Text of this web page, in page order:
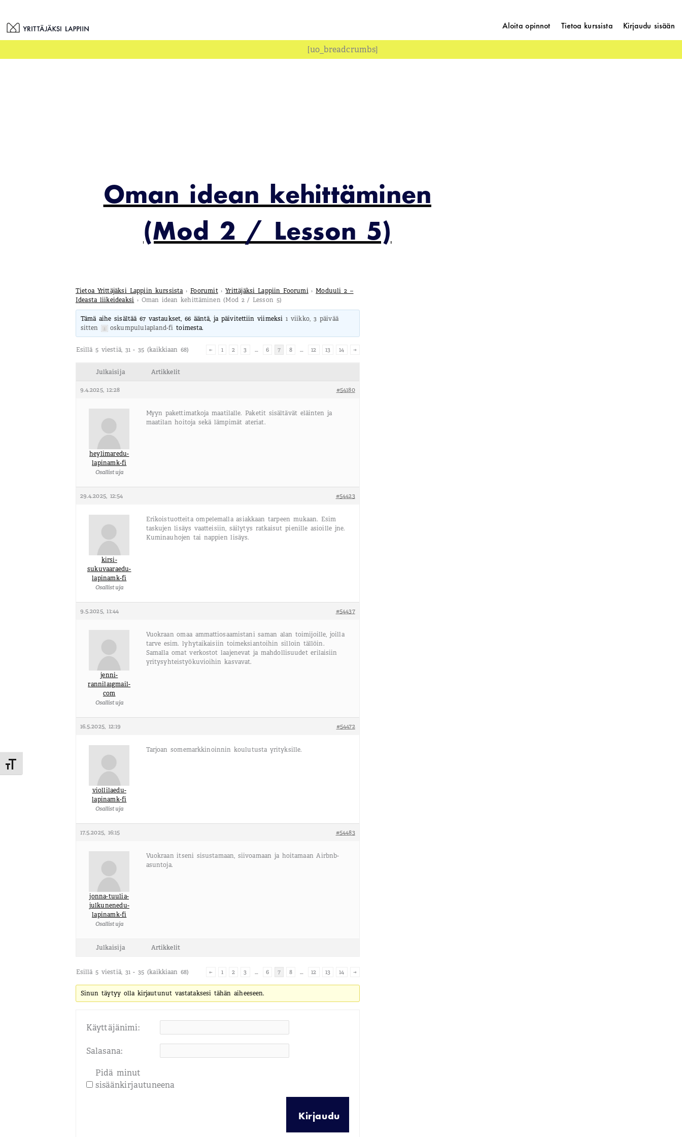
Toggle Font size
Aloita opinnot Tietoa kurssista Kirjaudu sisään
[uo_breadcrumbs]
Oman idean kehittäminen
(Mod 2 / Lesson 5)
Tietoa Yrittäjäksi Lappiin kurssista › Foorumit › Yrittäjäksi Lappiin Foorumi › Moduuli 2 –
Ideasta liikeideaksi › Oman idean kehittäminen (Mod 2 / Lesson 5)
Tämä aihe sisältää 67 vastaukset, 66 ääntä, ja päivitettiin viimeksi 1 viikko, 3 päivää
sitten
oskumpululapland-fi toimesta.
Esillä 5 viestiä, 31 - 35 (kaikkiaan 68) ← 1 2 3 … 6 7 8 … 12 13 14 →
Julkaisija Artikkelit
9.4.2025, 12:28 #54180
heylimaredu-
lapinamk-fi
Osallistuja
Myyn pakettimatkoja maatilalle. Paketit sisältävät eläinten ja
maatilan hoitoja sekä lämpimät ateriat.
29.4.2025, 12:54 #54423
kirsi-
sukuvaaraedu-
lapinamk-fi
Osallistuja
Erikoistuotteita ompelemalla asiakkaan tarpeen mukaan. Esim
taskujen lisäys vaatteisiin, säilytys ratkaisut pienille asioille jne.
Kuminauhojen tai nappien lisäys.
9.5.2025, 11:44 #54437
jenni-
rannila1gmail-
com
Osallistuja
Vuokraan omaa ammattiosaamistani saman alan toimijoille, joilla
tarve esim. lyhytaikaisiin toimeksiantoihin silloin tällöin.
Samalla omat verkostot laajenevat ja mahdollisuudet erilaisiin
yritysyhteistyökuvioihin kasvavat.
16.5.2025, 12:19 #54472
viollilaedu-
lapinamk-fi
Osallistuja
Tarjoan somemarkkinoinnin koulutusta yrityksille.
17.5.2025, 16:15 #54483
jonna-tuulia-
julkunenedu-
lapinamk-fi
Osallistuja
Vuokraan itseni sisustamaan, siivoamaan ja hoitamaan Airbnb-
asuntoja.
Julkaisija Artikkelit
Esillä 5 viestiä, 31 - 35 (kaikkiaan 68) ← 1 2 3 … 6 7 8 … 12 13 14 →
Sinun täytyy olla kirjautunut vastataksesi tähän aiheeseen.
Käyttäjänimi:
Salasana:
Pidä minut
sisäänkirjautuneena
Kirjaudu